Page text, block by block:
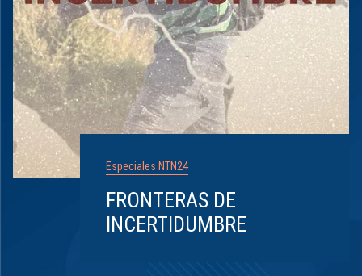
Especiales NTN24
FRONTERAS DE
INCERTIDUMBRE